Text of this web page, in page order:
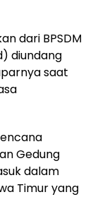
dari BPSDM
diundang
saat
Gedung
dalam
Timur yang